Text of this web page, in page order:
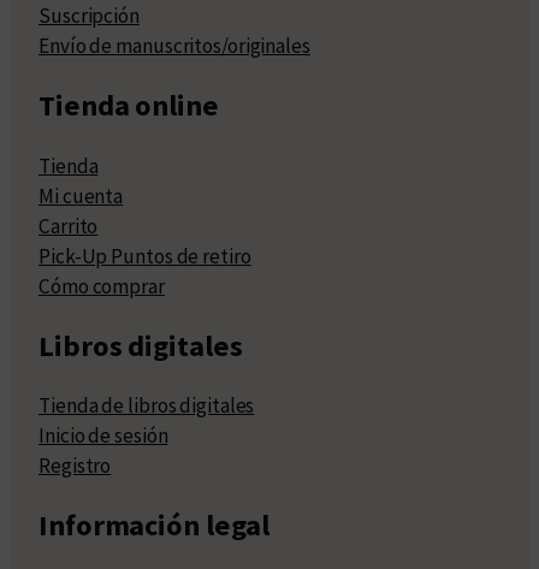
Suscripción
Envío de manuscritos/originales
Tienda online
Tienda
Mi cuenta
Carrito
Pick-Up Puntos de retiro
Cómo comprar
Libros digitales
Tienda de libros digitales
Inicio de sesión
Registro
Información legal